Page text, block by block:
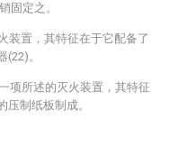
固定之。
装置，其特征在于它配备了
。
项所述的灭火装置，其特征
制纸板制成。